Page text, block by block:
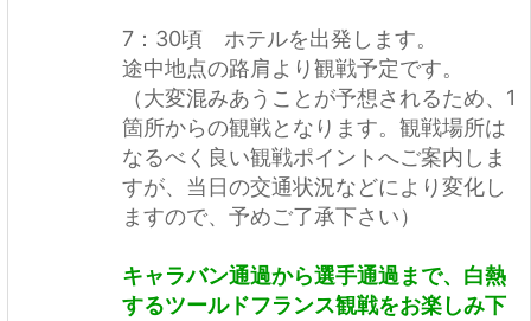
7：30頃 ホテルを出発します。
途中地点の路肩より観戦予定です。
（大変混みあうことが予想されるため、1
箇所からの観戦となります。観戦場所は
なるべく良い観戦ポイントへご案内しま
すが、当日の交通状況などにより変化し
ますので、予めご了承下さい）
キャラバン通過から選手通過まで、白熱
するツールドフランス観戦をお楽しみ下